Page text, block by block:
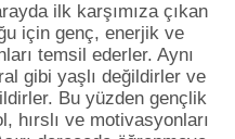
ilk karşımıza çıkan
için genç, enerjik ve
temsil ederler. Aynı
gibi yaşlı değildirler ve
Bu yüzden gençlik
hırslı ve motivasyonları